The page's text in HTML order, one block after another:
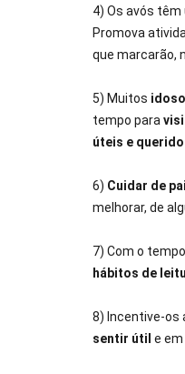
4) Os avós têm
Promova
que marcarão,
5) Muitos
tempo para
úteis e
6) Cuidar de
melhorar, de
7) Com o
hábitos de
8) Incentive-os
sentir útil e